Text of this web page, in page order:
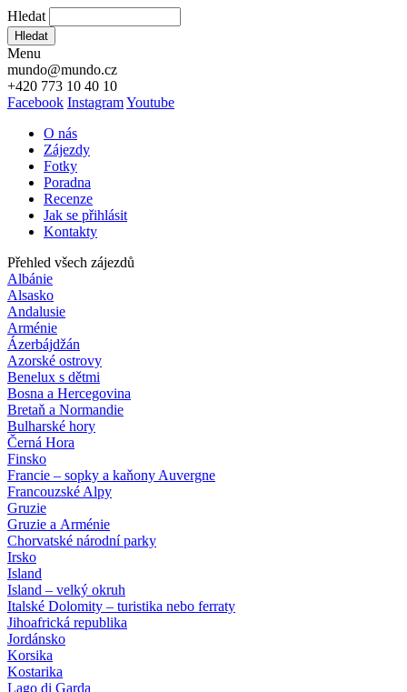
Hledat
Hledat
Menu
mundo@mundo.cz
+420 773 10 40 10
Facebook InstagramYoutube
O nás
Zájezdy
Fotky
Poradna
Recenze
Jak se přihlásit
Kontakty
Přehled všech zájezdů
Albánie
Alsasko
Andalusie
Arménie
Ázerbájdžán
Azorské ostrovy
Benelux s dětmi
Bosna a Hercegovina
Bretaň a Normandie
Bulharské hory
Černá Hora
Finsko
Francie – sopky a kaňony Auvergne
Francouzské Alpy
Gruzie
Gruzie a Arménie
Chorvatské národní parky
Irsko
Island
Island – velký okruh
Italské Dolomity – turistika nebo ferraty
Jihoafrická republika
Jordánsko
Korsika
Kostarika
Lago di Garda